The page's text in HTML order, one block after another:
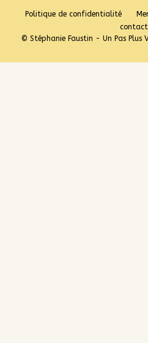
Politique de confidentialité
© Stéphanie Faustin - Un Pas Plus